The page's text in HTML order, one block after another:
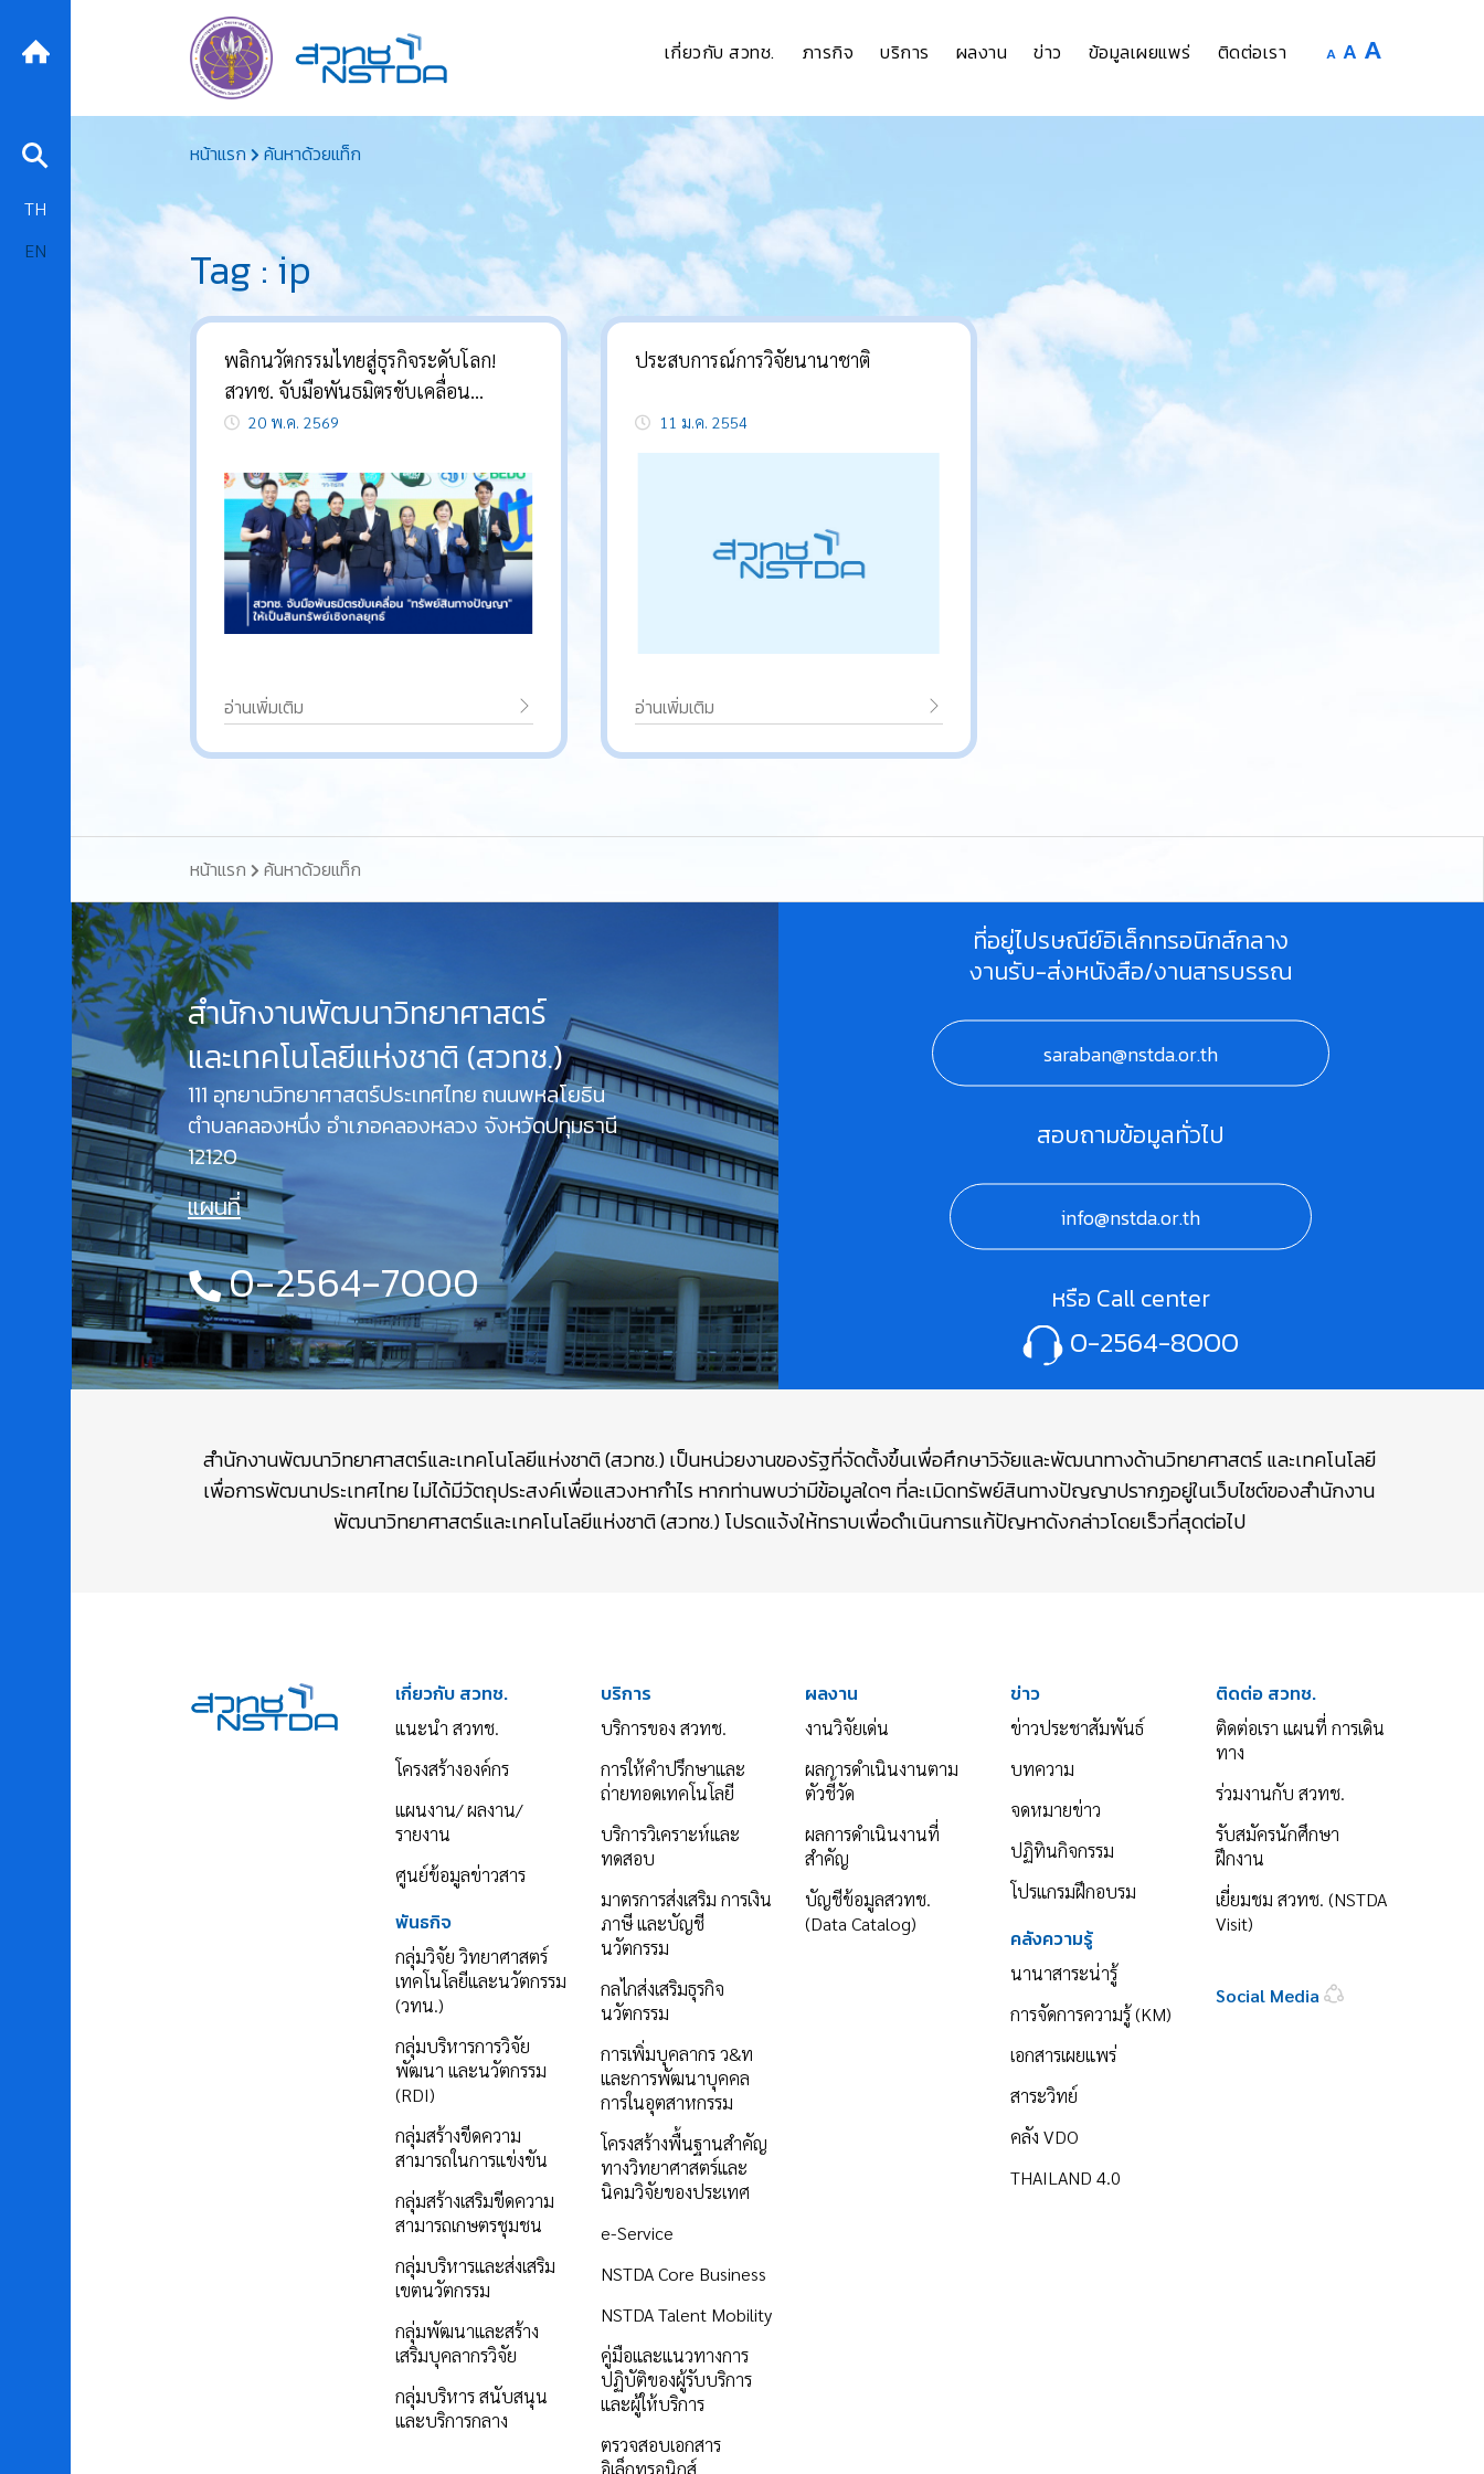
to
content
เกี่ยวกับ สวทช. ภารกิจ บริการ ผลงาน ข่าว ข้อมูลเผยแพร่ ติดต่อเรา A Decrease
A Reset
size.
A
size.
หน้าแรก ค้นหาด้วยแท็ก
Tag : ip
พลิกนวัตกรรมไทยสู่ธุรกิจระดับโลก!
สวทช. จับมือพันธมิตรขับเคลื่อน
“ทรัพย์สินทางปัญญา” ให้เป็นสินทรัพย์
20 พ.ค. 2569
อ่านเพิ่มเติม
ประสบการณ์การวิจัยนานาชาติ
11 ม.ค. 2554
อ่านเพิ่มเติม
หน้าแรก ค้นหาด้วยแท็ก
TH
EN
สำนักงานพัฒนาวิทยาศาสตร์
และเทคโนโลยีแห่งชาติ (สวทช.)
111 อุทยานวิทยาศาสตร์ประเทศไทย ถนนพหลโยธิน
ตำบลคลองหนึ่ง อำเภอคลองหลวง จังหวัดปทุมธานี
12120
แผนที่
0-2564-7000
ที่อยู่ไปรษณีย์อิเล็กทรอนิกส์กลาง
งานรับ-ส่งหนังสือ/งานสารบรรณ
saraban@nstda.or.th
สอบถามข้อมูลทั่วไป
info@nstda.or.th
หรือ Call center
0-2564-8000
สำนักงานพัฒนาวิทยาศาสตร์และเทคโนโลยีแห่งชาติ (สวทช.) เป็นหน่วยงานของรัฐที่จัดตั้งขึ้นเพื่อศึกษาวิจัยและพัฒนาทางด้านวิทยาศาสตร์ และเทคโนโลยี
เพื่อการพัฒนาประเทศไทย ไม่ได้มีวัตถุประสงค์เพื่อแสวงหากำไร หากท่านพบว่ามีข้อมูลใดๆ ที่ละเมิดทรัพย์สินทางปัญญาปรากฏอยู่ในเว็บไซต์ของสำนักงาน
พัฒนาวิทยาศาสตร์และเทคโนโลยีแห่งชาติ (สวทช.) โปรดแจ้งให้ทราบเพื่อดำเนินการแก้ปัญหาดังกล่าวโดยเร็วที่สุดต่อไป
เกี่ยวกับ สวทช.
แนะนำ สวทช.
โครงสร้างองค์กร
แผนงาน/ ผลงาน/
รายงาน
ศูนย์ข้อมูลข่าวสาร
พันธกิจ
กลุ่มวิจัย วิทยาศาสตร์
เทคโนโลยีและนวัตกรรม
(วทน.)
กลุ่มบริหารการวิจัย
พัฒนา และนวัตกรรม
(RDI)
กลุ่มสร้างขีดความ
สามารถในการแข่งขัน
กลุ่มสร้างเสริมขีดความ
สามารถเกษตรชุมชน
กลุ่มบริหารและส่งเสริม
เขตนวัตกรรม
กลุ่มพัฒนาและสร้าง
เสริมบุคลากรวิจัย
กลุ่มบริหาร สนับสนุน
และบริการกลาง
บริการ
บริการของ สวทช.
การให้คำปรึกษาและ
ถ่ายทอดเทคโนโลยี
บริการวิเคราะห์และ
ทดสอบ
มาตรการส่งเสริม การเงิน
ภาษี และบัญชี
นวัตกรรม
กลไกส่งเสริมธุรกิจ
นวัตกรรม
การเพิ่มบุคลากร ว&ท
และการพัฒนาบุคคล
การในอุตสาหกรรม
โครงสร้างพื้นฐานสำคัญ
ทางวิทยาศาสตร์และ
นิคมวิจัยของประเทศ
e-Service
NSTDA Core Business
NSTDA Talent Mobility
คู่มือและแนวทางการ
ปฏิบัติของผู้รับบริการ
และผู้ให้บริการ
ตรวจสอบเอกสาร
อิเล็กทรอนิกส์
ผลงาน
งานวิจัยเด่น
ผลการดำเนินงานตาม
ตัวชี้วัด
ผลการดำเนินงานที่
สำคัญ
บัญชีข้อมูลสวทช.
(Data Catalog)
ข่าว
ข่าวประชาสัมพันธ์
บทความ
จดหมายข่าว
ปฏิทินกิจกรรม
โปรแกรมฝึกอบรม
คลังความรู้
นานาสาระน่ารู้
การจัดการความรู้ (KM)
เอกสารเผยแพร่
สาระวิทย์
คลัง VDO
THAILAND 4.0
ติดต่อ สวทช.
ติดต่อเรา แผนที่ การเดิน
ทาง
ร่วมงานกับ สวทช.
รับสมัครนักศึกษา
ฝึกงาน
เยี่ยมชม สวทช. (NSTDA
Visit)
Social Media